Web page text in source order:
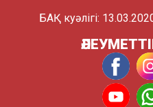
БАҚ куәлігі: